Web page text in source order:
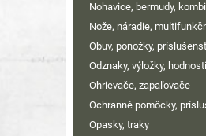
Nohavice, bermudy,
Nože, náradie,
Obuv, ponožky,
Odznaky, výložky, hodnosti
Ohrievače, zapaľovače
Ochranné pomôcky,
Opasky, traky